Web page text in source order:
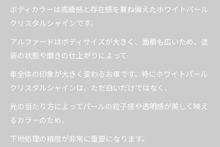
ボディカラーは高級感と存在感を兼ね備えたホワイトパール
クリスタルシャインです。
アルファードはボディサイズが大きく、面積も広いため、塗
装の状態や磨きの仕上がりによって
車全体の印象が大きく変わるお車です。特にホワイトパール
クリスタルシャインは、ただ白いだけではなく、
光の当たり方によってパールの粒子感や透明感が美しく映え
るカラーのため、
下地処理の精度が非常に重要になります。